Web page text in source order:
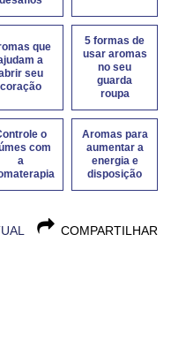
que
a
seu
coração
5 formas de
usar aromas
no seu
guarda
roupa
o
com
a
Aromas para
aumentar a
energia e
disposição
COMPARTILHAR